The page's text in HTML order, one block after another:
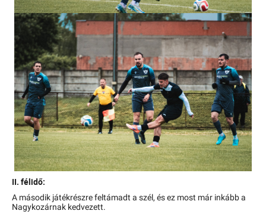
II. félidő:
A második játékrészre feltámadt a szél, és ez most már inkább a
Nagykozárnak kedvezett.